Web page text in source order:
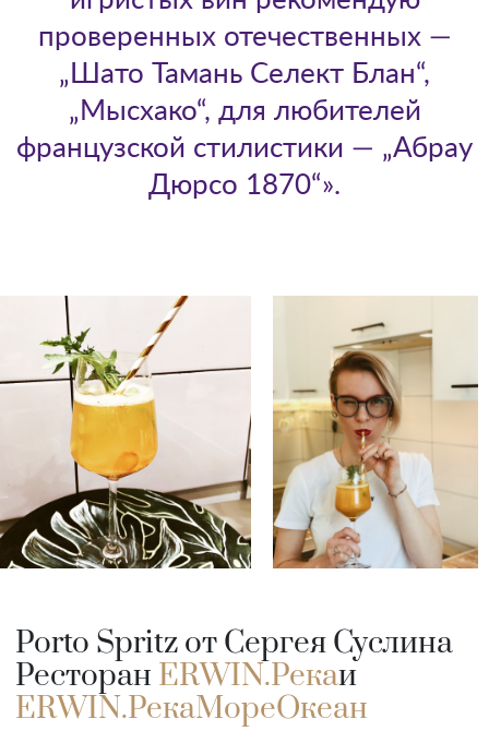
проверенных отечественных —
„Шато Тамань Селект Блан“,
„Мысхако“, для любителей
французской стилистики — „Абрау
Дюрсо 1870“».
Porto Spritz от Сергея Суслина
Ресторан ERWIN.Рекаи
ERWIN.РекаМореОкеан